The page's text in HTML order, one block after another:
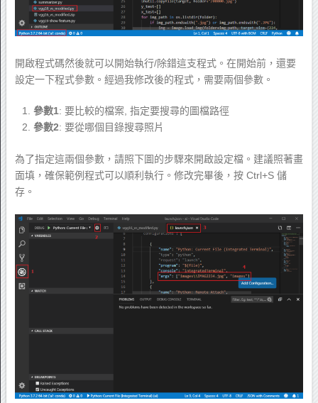
開啟程式碼然後就可以開始執行/除錯這支程式。在開始前，還要
設定一下程式參數。經過我修改後的程式，需要兩個參數。
參數1: 要比較的檔案, 指定要搜尋的圖檔路徑
參數2: 要從哪個目錄搜尋照片
為了指定這兩個參數，請照下圖的步驟來開啟設定檔。建議照著畫
面填，確保範例程式可以順利執行。修改完畢後，按 Ctrl+S 儲
存。